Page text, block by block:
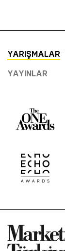
YARIŞMALAR
YAYINLAR